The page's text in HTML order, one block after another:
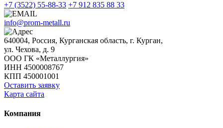
+7 (3522) 55-88-33 +7 912 835 88 33
info@prom-metall.ru
640004, Россия, Курганская область, г. Курган,
ул. Чехова, д. 9
ООО ГК «Металлургия»
ИНН 4500008767
КПП 450001001
Оставить заявку
Карта сайта
Компания